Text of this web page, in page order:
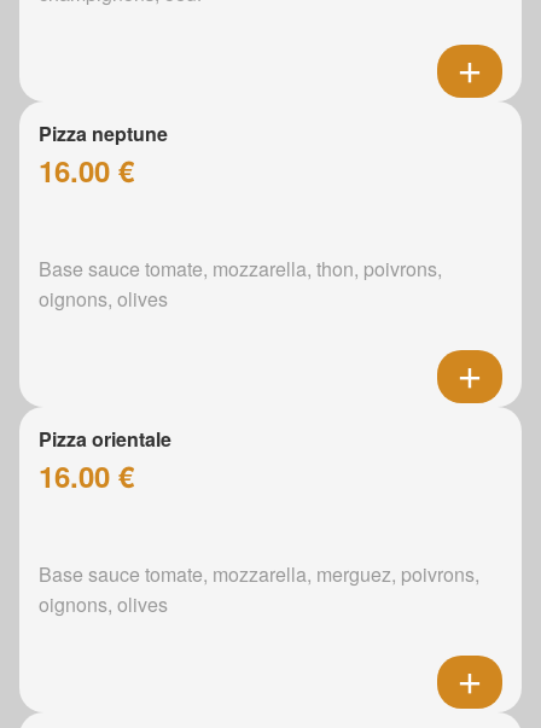
Pizza neptune
16.00 €
Base sauce tomate, mozzarella, thon, poivrons,
oignons, olives
Pizza orientale
16.00 €
Base sauce tomate, mozzarella, merguez, poivrons,
oignons, olives